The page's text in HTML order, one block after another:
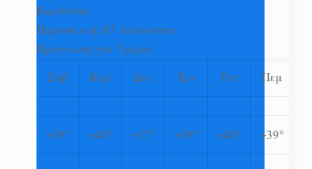
Καρδίτσα
Παρασκευή, 07 Αύγουστος
Πρόγνωση για 7 μέρες
Σαβ
Κυρ Δευ Τρι Τετ Πεμ
+39° +40° +37° +39° +40° +39°